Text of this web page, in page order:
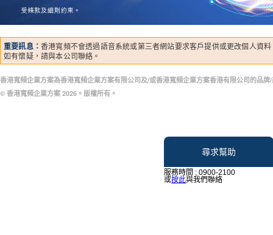
重要訊息： 香港寬頻不會透過語音系統或第三者網站要求客戶提供或更改個人資
如有懷疑，請與本公司聯絡。
香港寬頻企業方案為香港寬頻企業方案有限公司及/或香港寬頻企業方案香港有限公司的品牌
© 香港寬頻企業方案 2026。版權所有。
尋求幫助
服務時間 : 0900-2100
或按此與我們聯絡